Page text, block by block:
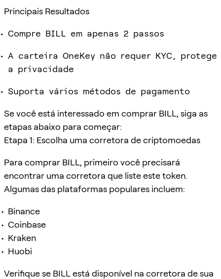
Principais Resultados
Compre BILL em apenas 2 passos
A carteira OneKey não requer KYC, protege
a privacidade
Suporta vários métodos de pagamento
Se você está interessado em comprar BILL, siga as
etapas abaixo para começar:
Etapa 1: Escolha uma corretora de criptomoedas
Para comprar BILL, primeiro você precisará
encontrar uma corretora que liste este token.
Algumas das plataformas populares incluem:
Binance
Coinbase
Kraken
Huobi
Verifique se BILL está disponível na corretora de sua